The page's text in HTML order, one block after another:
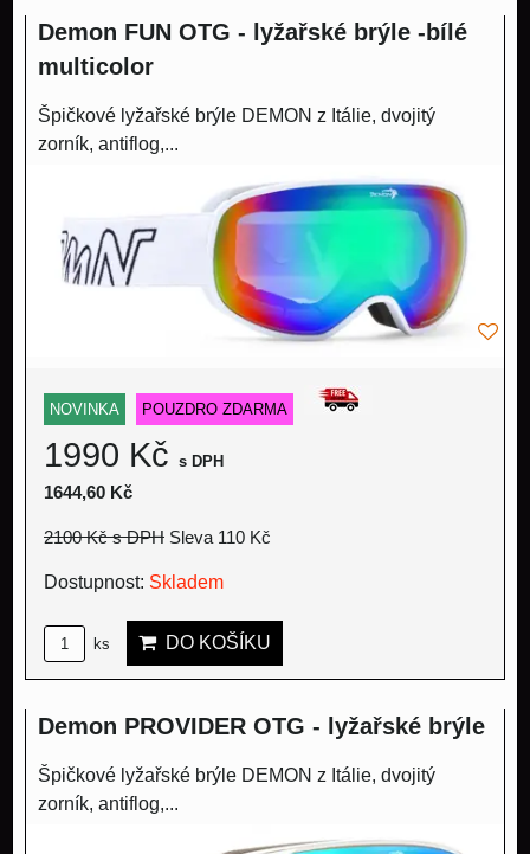
Demon FUN OTG - lyžařské brýle -bílé
multicolor
Špičkové lyžařské brýle DEMON z Itálie, dvojitý
zorník, antiflog,...
NOVINKA POUZDRO ZDARMA
1990 Kč s DPH
1644,60 Kč
2100 Kčs DPH Sleva 110 Kč
Dostupnost: Skladem
ks DO KOŠÍKU
Demon PROVIDER OTG - lyžařské brýle
Špičkové lyžařské brýle DEMON z Itálie, dvojitý
zorník, antiflog,...